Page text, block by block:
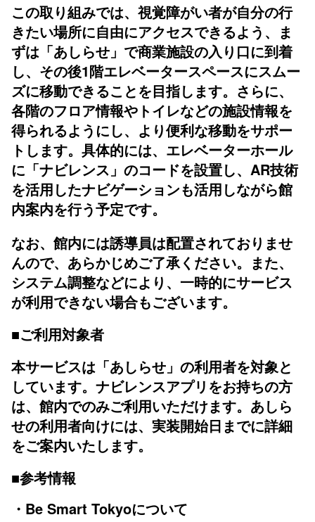
この取り組みでは、視覚障がい者が自分の行
きたい場所に自由にアクセスできるよう、ま
ずは「あしらせ」で商業施設の入り口に到着
し、その後1階エレベータースペースにスムー
ズに移動できることを目指します。さらに、
各階のフロア情報やトイレなどの施設情報を
得られるようにし、より便利な移動をサポー
トします。具体的には、エレベーターホール
に「ナビレンス」のコードを設置し、AR技術
を活用したナビゲーションも活用しながら館
内案内を行う予定です。
なお、館内には誘導員は配置されておりませ
んので、あらかじめご了承ください。また、
システム調整などにより、一時的にサービス
が利用できない場合もございます。
■ご利用対象者
本サービスは「あしらせ」の利用者を対象と
しています。ナビレンスアプリをお持ちの方
は、館内でのみご利用いただけます。あしら
せの利用者向けには、実装開始日までに詳細
をご案内いたします。
■参考情報
・Be Smart Tokyoについて